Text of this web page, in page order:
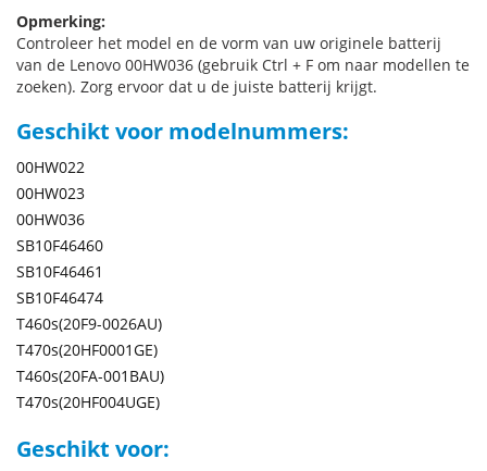
Opmerking:
Controleer het model en de vorm van uw originele batterij
van de Lenovo 00HW036 (gebruik Ctrl + F om naar modellen te
zoeken). Zorg ervoor dat u de juiste batterij krijgt.
Geschikt voor modelnummers:
00HW022
00HW023
00HW036
SB10F46460
SB10F46461
SB10F46474
T460s(20F9-0026AU)
T470s(20HF0001GE)
T460s(20FA-001BAU)
T470s(20HF004UGE)
Geschikt voor: